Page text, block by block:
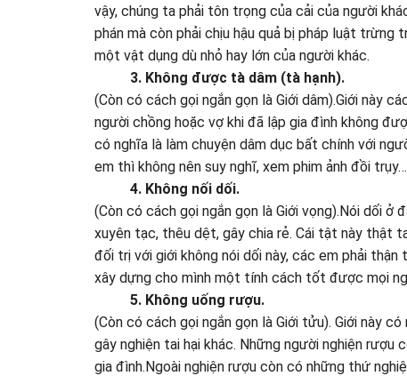
vậy, chúng ta phải tôn trọng của cải của người
phán mà còn phải chịu hậu quả bị pháp luật
một vật dụng dù nhỏ hay lớn của người khác.
3. Không được tà dâm (tà hạnh).
(Còn có cách gọi ngắn gọn là Giới dâm).Giới này
người chồng hoặc vợ khi đã lập gia đình không
có nghĩa là làm chuyện dâm dục bất chính với
em thì không nên suy nghĩ, xem phim ảnh đồi trụy…
4. Không nối dối.
(Còn có cách gọi ngắn gọn là Giới vọng).Nói dối ở
xuyên tạc, thêu dệt, gây chia rẻ. Cái tật này thật
đối trị với giới không nói dối này, các em phải
xây dựng cho mình một tính cách tốt được mọi
5. Không uống rượu.
(Còn có cách gọi ngắn gọn là Giới tửu). Giới này
gây nghiện tai hại khác. Những người nghiện
gia đình.Ngoài nghiện rượu còn có những thứ